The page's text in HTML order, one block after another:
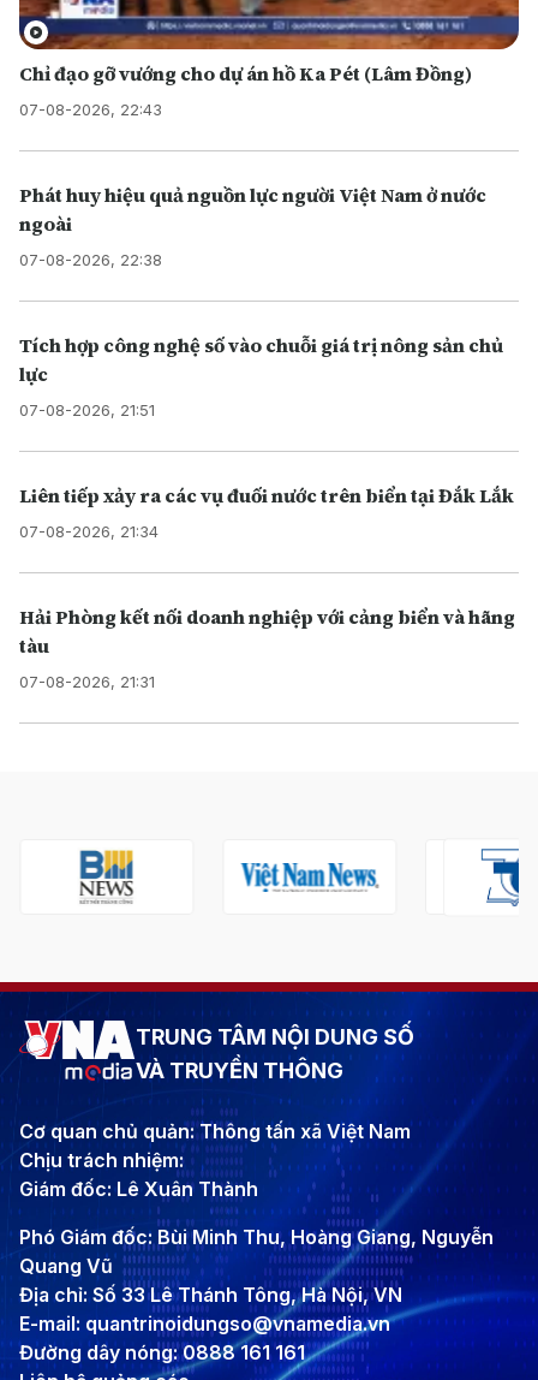
Chỉ đạo gỡ vướng cho dự án hồ Ka Pét (Lâm Đồng)
07-08-2026, 22:43
Phát huy hiệu quả nguồn lực người Việt Nam ở nước
ngoài
07-08-2026, 22:38
Tích hợp công nghệ số vào chuỗi giá trị nông sản chủ
lực
07-08-2026, 21:51
Liên tiếp xảy ra các vụ đuối nước trên biển tại Đắk Lắk
07-08-2026, 21:34
Hải Phòng kết nối doanh nghiệp với cảng biển và hãng
tàu
07-08-2026, 21:31
TRUNG TÂM NỘI DUNG SỐ
VÀ TRUYỀN THÔNG
Cơ quan chủ quản: Thông tấn xã Việt Nam
Chịu trách nhiệm:
Giám đốc: Lê Xuân Thành
Phó Giám đốc: Bùi Minh Thu, Hoàng Giang, Nguyễn
Quang Vũ
Địa chỉ: Số 33 Lê Thánh Tông, Hà Nội, VN
E-mail: quantrinoidungso@vnamedia.vn
Đường dây nóng: 0888 161 161